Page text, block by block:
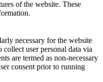
of the website. These
necessary for the website
user personal data via
are termed as non-necessary
consent prior to running